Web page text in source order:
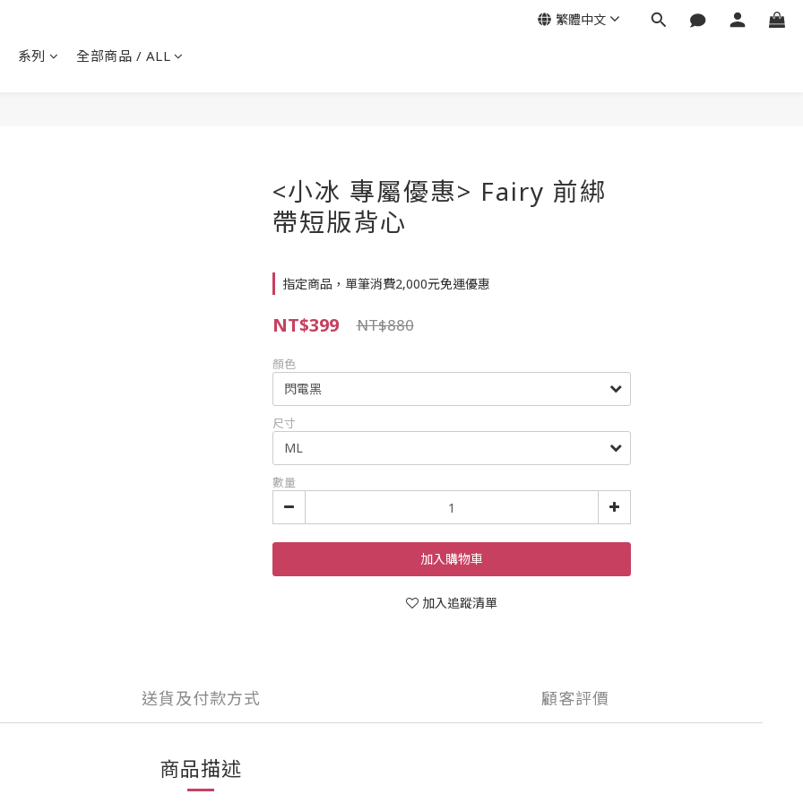
系列 全部商品 / ALL
繁體中文
<小冰 專屬優惠> Fairy 前綁
帶短版背心
指定商品，單筆消費2,000元免運優惠
NT$399 NT$880
顏色
尺寸
數量
加入購物車
加入追蹤清單
送貨及付款方式 顧客評價
商品描述